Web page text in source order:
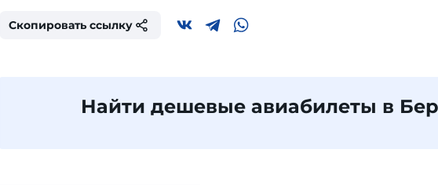
Скопировать ссылку
Найти дешевые авиабилеты в